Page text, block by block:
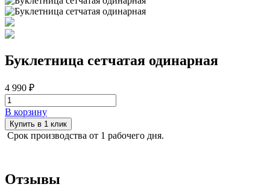
Буклетница сетчатая одинарная
4 990 ₽
В корзину
Купить в 1 клик
Срок производства от 1 рабочего дня.
Отзывы